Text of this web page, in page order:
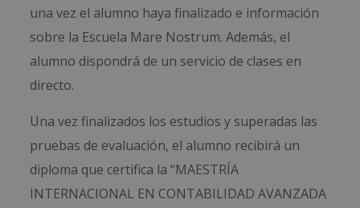
una vez el alumno haya finalizado e información
sobre la Escuela Mare Nostrum. Además, el
alumno dispondrá de un servicio de clases en
directo.
Una vez finalizados los estudios y superadas las
pruebas de evaluación, el alumno recibirá un
diploma que certifica la “MAESTRÍA
INTERNACIONAL EN CONTABILIDAD AVANZADA